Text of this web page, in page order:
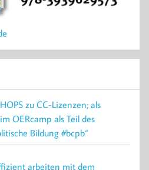
zu CC-Lizenzen; als
OERcamp als Teil des
Bildung #bcpb“
arbeiten mit dem